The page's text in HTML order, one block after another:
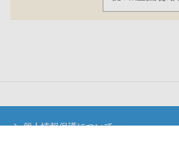
個人情報保護について